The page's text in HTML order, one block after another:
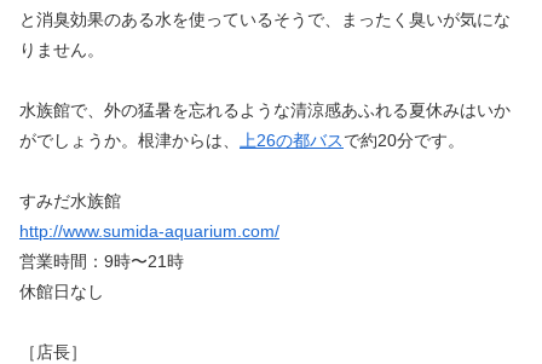
と消臭効果のある水を使っているそうで、まったく臭いが気にな
りません。
水族館で、外の猛暑を忘れるような清涼感あふれる夏休みはいか
がでしょうか。根津からは、
上26の都バスで約20分です。
すみだ水族館
http://www.sumida-aquarium.com/
営業時間：9時〜21時
休館日なし
［店長］